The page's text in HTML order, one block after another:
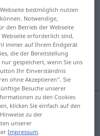
antippen)
qn
bestmöglich nutzen
Notwendige,
den Betrieb der Webseite
erforderlich sind,
immer auf Ihrem Endgerät
die der Bereitstellung
gespeichert, wenn Sie uns
Ihr Einverständnis
ohne Akzeptieren“. Sie
Besuche unserer
zu den Cookies
klicken Sie einfach auf den
zu der
unserer
Impressum.